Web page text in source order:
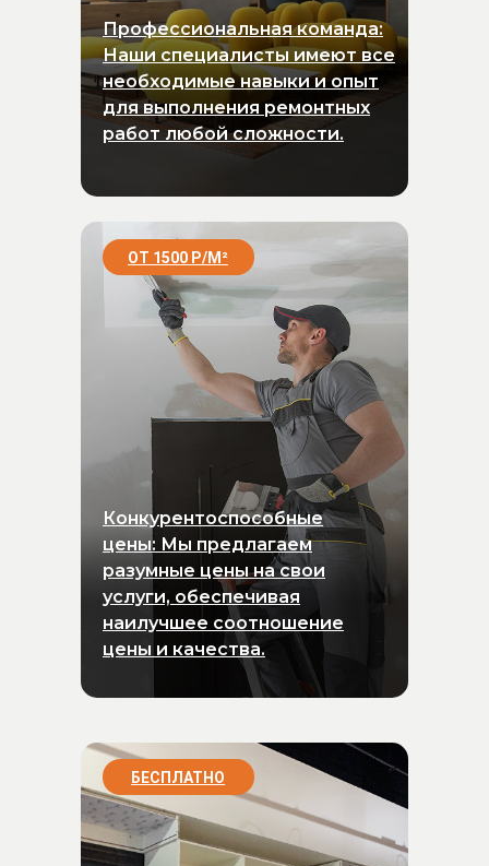
Профессиональная команда:
Наши специалисты имеют все
необходимые навыки и опыт
для выполнения ремонтных
работ любой сложности.
Конкурентоспособные
цены: Мы предлагаем
разумные цены на свои
услуги, обеспечивая
наилучшее соотношение
цены и качества.
ОТ 1500 Р/М ²
БЕСПЛАТНО